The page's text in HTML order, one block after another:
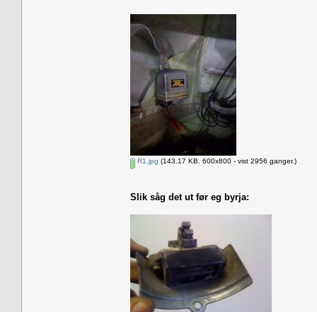
R1.jpg (143.17 KB. 600x800 - vist 2956 ganger.)
Slik såg det ut før eg byrja: